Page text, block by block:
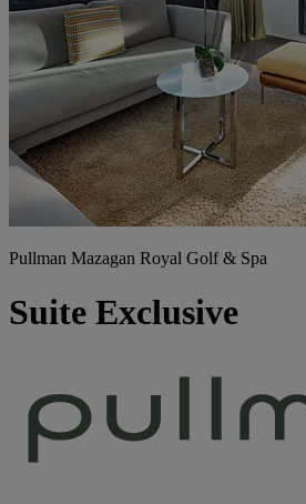
Pullman Mazagan Royal Golf & Spa
Suite Exclusive